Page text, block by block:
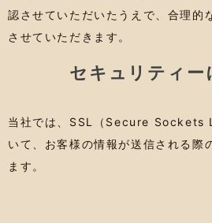
認させていただいたうえで、合理的
させていただきます。
セキュリティー
当社では、SSL（Secure Sockets
いて、お客様の情報が送信される際
ます。